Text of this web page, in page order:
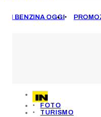
BENZINA OGGI
FOTO
TURISMO